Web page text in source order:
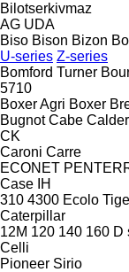
Bilotserkivmaz
AG UDA
Biso Bison Bizon
U-series Z-series
Bomford Turner
5710
Boxer Agri Boxer
Bugnot Cabe
CK
Caroni Carre
ECONET
Case IH
310 4300 Ecolo
Caterpillar
12M 120 140 160 D
Celli
Pioneer Sirio